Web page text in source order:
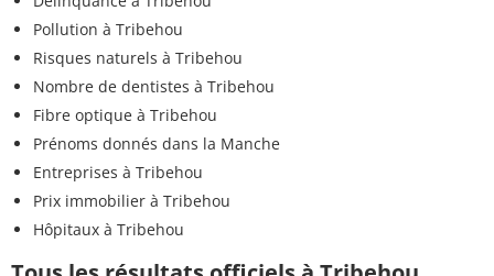
Pollution à Tribehou
Risques naturels à Tribehou
Nombre de dentistes à Tribehou
Fibre optique à Tribehou
Prénoms donnés dans la Manche
Entreprises à Tribehou
Prix immobilier à Tribehou
Hôpitaux à Tribehou